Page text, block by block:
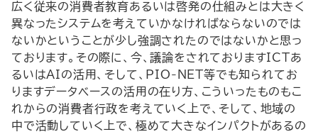
広く従来の消費者教育あるいは啓発の仕組みとは大きく
異なったシステムを考えていかなければならないのでは
ないかということが少し強調されたのではないかと思っ
ております。その際に、今、議論をされておりますICTあ
るいはAIの活用、そして、PIO-NET等でも知られてお
りますデータベースの活用の在り方、こういったものもこ
れからの消費者行政を考えていく上で、そして、地域の
中で活動していく上で、極めて大きなインパクトがあるの